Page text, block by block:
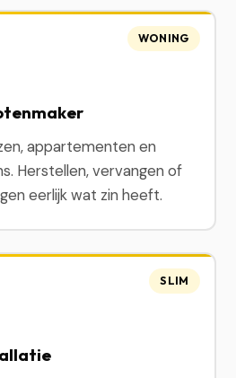
appartementen en
Herstellen, vervangen of
eerlijk wat zin heeft.
WONING
SLIM